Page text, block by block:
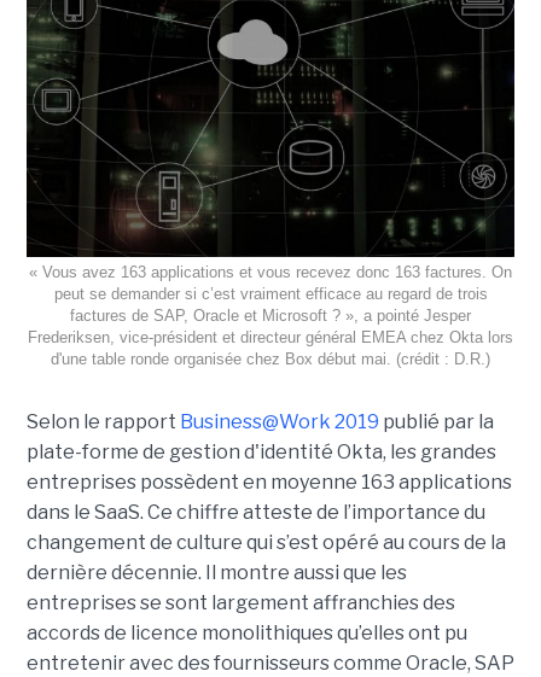
« Vous avez 163 applications et vous recevez donc 163 factures. On
peut se demander si c’est vraiment efficace au regard de trois
factures de SAP, Oracle et Microsoft ? », a pointé Jesper
Frederiksen, vice-président et directeur général EMEA chez Okta lors
d'une table ronde organisée chez Box début mai. (crédit : D.R.)
Selon le rapport Business@Work 2019 publié par la
plate-forme de gestion d'identité Okta, les grandes
entreprises possèdent en moyenne 163 applications
dans le SaaS. Ce chiffre atteste de l’importance du
changement de culture qui s’est opéré au cours de la
dernière décennie. Il montre aussi que les
entreprises se sont largement affranchies des
accords de licence monolithiques qu’elles ont pu
entretenir avec des fournisseurs comme Oracle, SAP